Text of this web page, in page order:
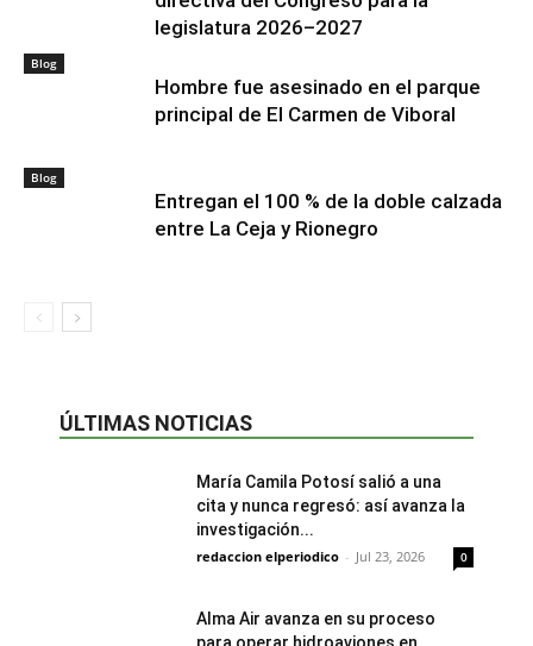
legislatura 2026–2027
Blog
Hombre fue asesinado en el parque
principal de El Carmen de Viboral
Blog
Entregan el 100 % de la doble calzada
entre La Ceja y Rionegro
ÚLTIMAS NOTICIAS
María Camila Potosí salió a una
cita y nunca regresó: así avanza la
investigación...
redaccion elperiodico - Jul 23, 2026 0
Alma Air avanza en su proceso
para operar hidroaviones en